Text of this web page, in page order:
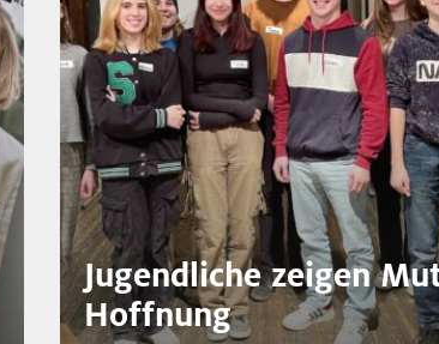
Jugendliche zeigen
Hoffnung